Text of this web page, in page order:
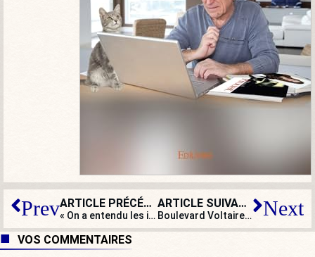
Prev ARTICLE PRÉCÉDENT
« On a entendu les illettrés, les fainéants et maintenant les lépreux ! »
ARTICLE SUIVANT
Boulevard Voltaire en deuil : Jean-Claude Lauret nous a quittés Next
VOS COMMENTAIRES